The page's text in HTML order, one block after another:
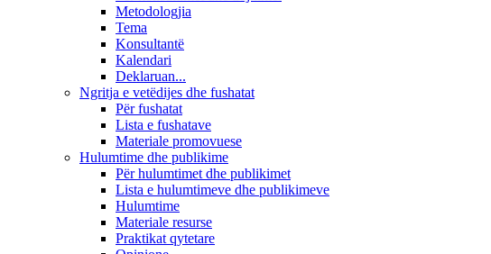
Metodologjia
Tema
Konsultantë
Kalendari
Deklaruan...
Ngritja e vetëdijes dhe fushatat
Për fushatat
Lista e fushatave
Materiale promovuese
Hulumtime dhe publikime
Për hulumtimet dhe publikimet
Lista e hulumtimeve dhe publikimeve
Hulumtime
Materiale resurse
Praktikat qytetare